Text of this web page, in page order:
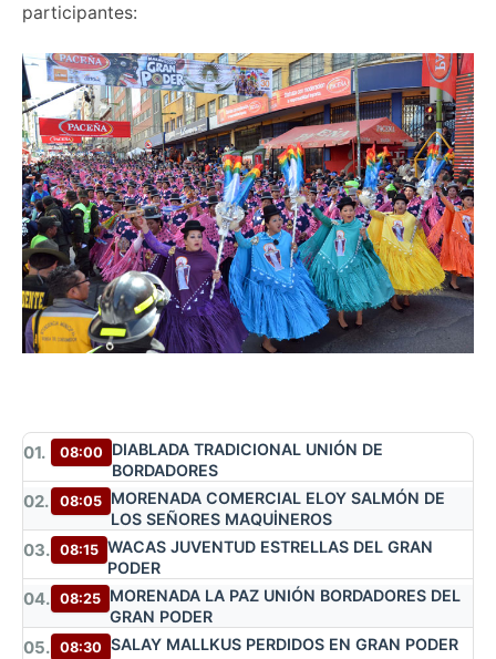
participantes:
01. 08:00
DIABLADA TRADICIONAL UNIÓN DE
BORDADORES
02. 08:05 MORENADA COMERCIAL ELOY SALMÓN DE
LOS SEÑORES MAQUİNEROS
03. 08:15 WACAS JUVENTUD ESTRELLAS DEL GRAN
PODER
04. 08:25 MORENADA LA PAZ UNIÓN BORDADORES DEL
GRAN PODER
05. 08:30 SALAY MALLKUS PERDIDOS EN GRAN PODER